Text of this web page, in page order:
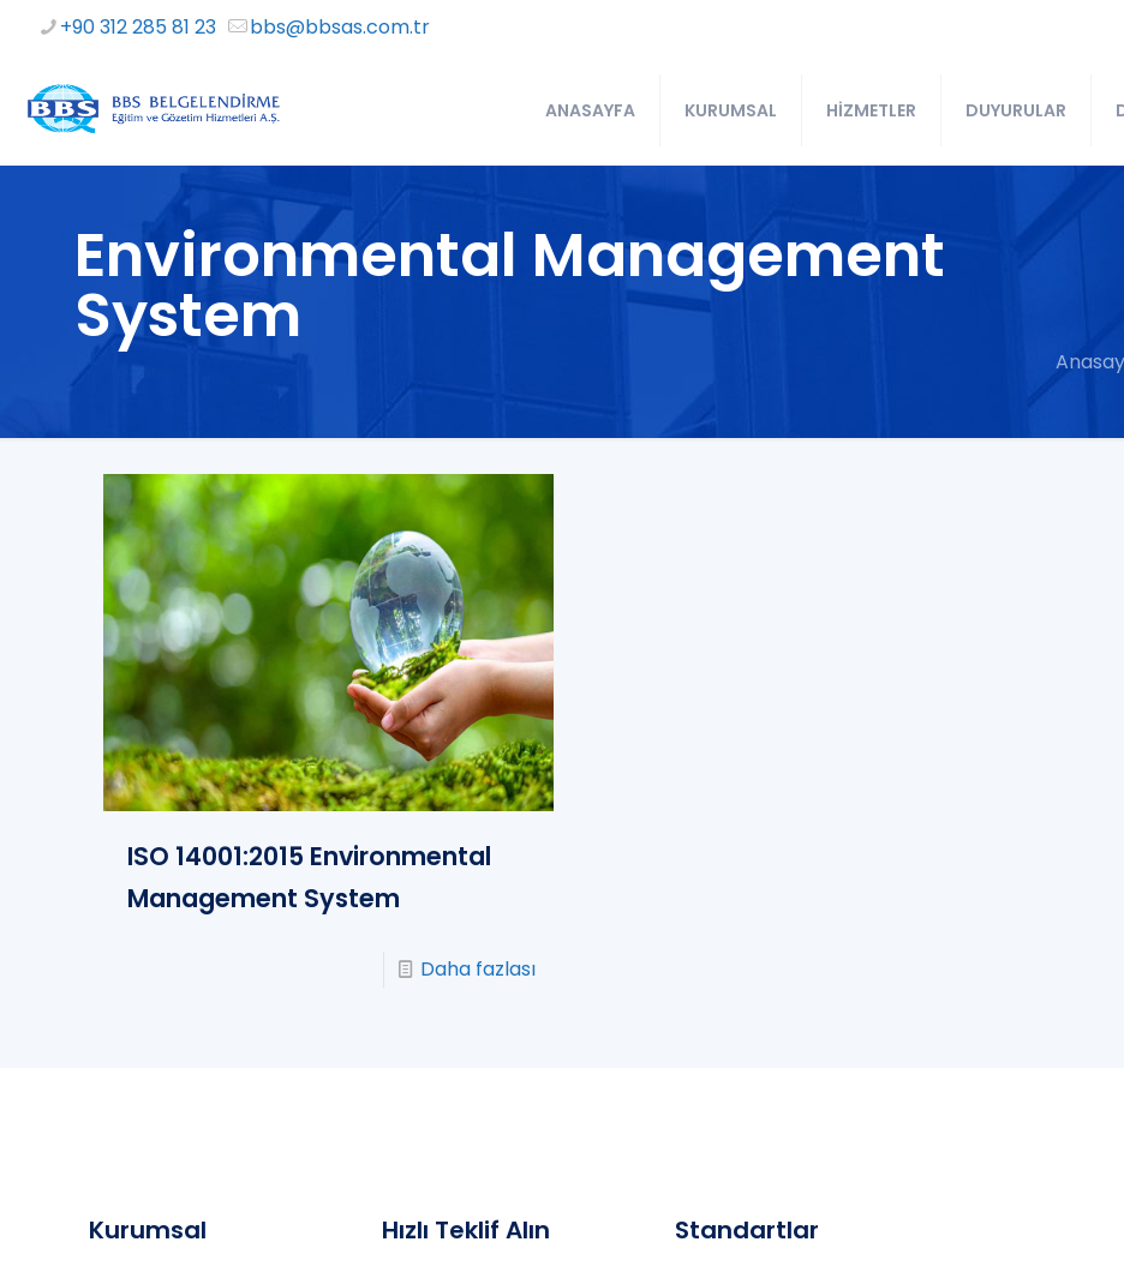
+90 312 285 81 23 bbs@bbsas.com.tr
ANASAYFA KURUMSAL HİZMETLER DUYURULAR
Environmental Management
System
ISO 14001:2015 Environmental
Management System
Daha fazlası
Kurumsal Hızlı Teklif Alın Standartlar